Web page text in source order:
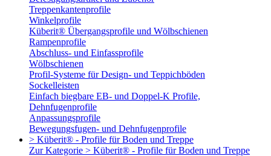
Treppenkantenprofile
Winkelprofile
Küberit® Übergangsprofile und Wölbschienen
Rampenprofile
Abschluss- und Einfassprofile
Wölbschienen
Profil-Systeme für Design- und Teppichböden
Sockelleisten
Einfach biegbare EB- und Doppel-K Profile,
Dehnfugenprofile
Anpassungsprofile
Bewegungsfugen- und Dehnfugenprofile
> Küberit® - Profile für Boden und Treppe
Zur Kategorie > Küberit® - Profile für Boden und Treppe